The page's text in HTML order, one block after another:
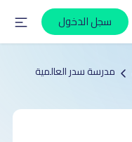
سجل الدخول
مدرسة سدر العالمية